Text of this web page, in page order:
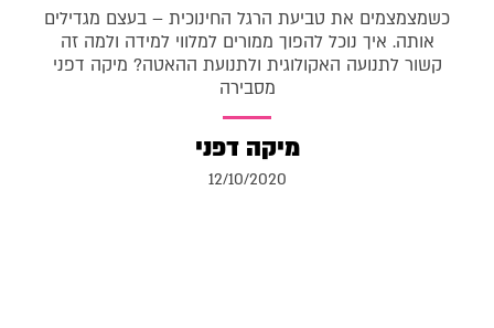
כשמצמצמים את טביעת הרגל החינוכית – בעצם מגדילים
אותה. איך נוכל להפוך ממורים למלווי למידה ולמה זה
קשור לתנועה האקולוגית ולתנועת ההאטה? מיקה דפני
מסבירה
מיקה דפני
12/10/2020